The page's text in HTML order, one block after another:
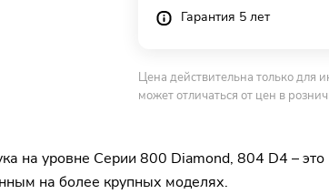
Гарантия 5 лет
Цена действительна только для
может отличаться от цен в
на уровне Серии 800 Diamond, 804 D4 – это
на более крупных моделях.